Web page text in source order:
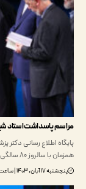
پاسداشت استاد شیخ حسین
اطلاع رسانی دکتر
سالروز 80 سالگی…
۱۴۰۳ | ساعت: ۱۸:۵۷